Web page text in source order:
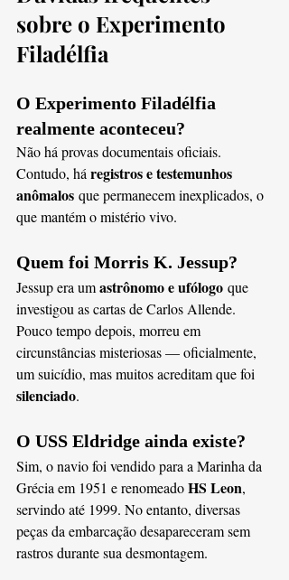
sobre o Experimento
Filadélfia
O Experimento Filadélfia
realmente aconteceu?
Não há provas documentais oficiais.
Contudo, há registros e testemunhos
anômalos que permanecem inexplicados, o
que mantém o mistério vivo.
Quem foi Morris K. Jessup?
Jessup era um astrônomo e ufólogo que
investigou as cartas de Carlos Allende.
Pouco tempo depois, morreu em
circunstâncias misteriosas — oficialmente,
um suicídio, mas muitos acreditam que foi
silenciado.
O USS Eldridge ainda existe?
Sim, o navio foi vendido para a Marinha da
Grécia em 1951 e renomeado HS Leon,
servindo até 1999. No entanto, diversas
peças da embarcação desapareceram sem
rastros durante sua desmontagem.